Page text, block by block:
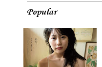
Popular